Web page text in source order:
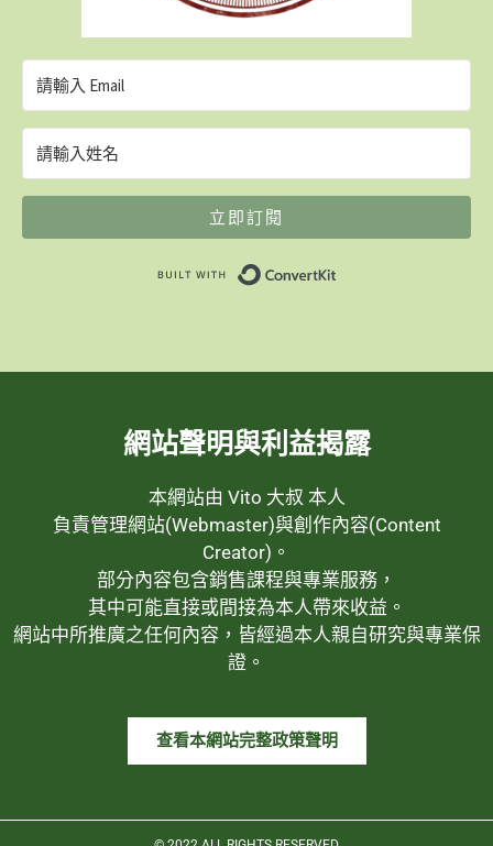
立即訂閱
網站聲明與利益揭露
本網站由 Vito 大叔 本人
負責管理網站(Webmaster)與創作內容(Content
Creator)。
部分內容包含銷售課程與專業服務，
其中可能直接或間接為本人帶來收益。
網站中所推廣之任何內容，皆經過本人親自研究與專業保
證。
查看本網站完整政策聲明